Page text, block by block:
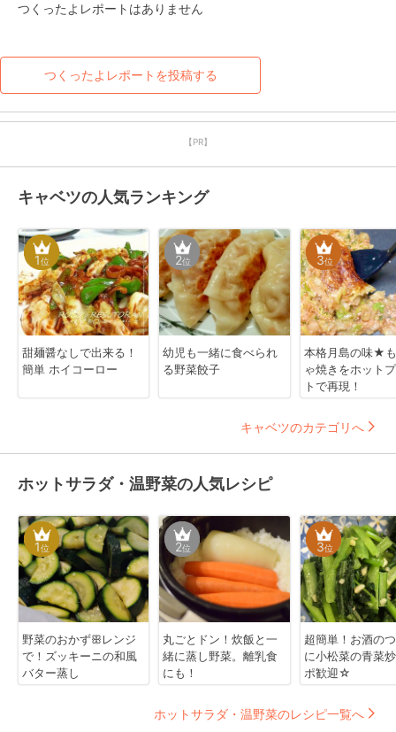
つくったよレポートはありません
つくったよレポートを投稿する
【PR】
キャベツの人気ランキング
1位
甜麺醤なしで出来る！
簡単 ホイコーロー
2位
幼児も一緒に食べられ
る野菜餃子
3位
本格月島の味★
ゃ焼きをホット
トで再現！
キャベツのカテゴリへ
ホットサラダ・温野菜の人気レシピ
1位
野菜のおかずꕥレンジ
で！ズッキーニの和風
バター蒸し
2位
丸ごとドン！炊飯と一
緒に蒸し野菜。離乳食
にも！
3位
超簡単！お酒の
に小松菜の青菜
ポ歓迎☆
ホットサラダ・温野菜のレシピ一覧へ